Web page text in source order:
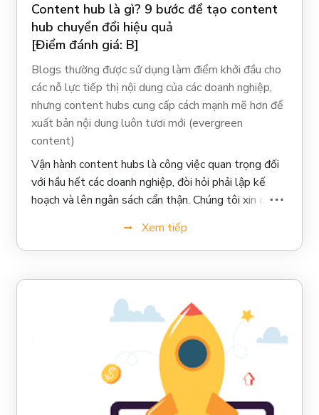
Content hub là gì? 9 bước để tạo content
hub chuyển đổi hiệu quả
[Điểm đánh giá: B]
Blogs thường được sử dụng làm điểm khởi đầu cho
các nỗ lực tiếp thị nội dung của các doanh nghiệp,
nhưng content hubs cung cấp cách mạnh mẽ hơn để
xuất bản nội dung luôn tươi mới (evergreen
content)
Vận hành content hubs là công việc quan trọng đối
với hầu hết các doanh nghiệp, đòi hỏi phải lập kế
hoạch và lên ngân sách cẩn thận. Chúng tôi xin chia
khách hàng doanh nghiệp ...Xem tiếp